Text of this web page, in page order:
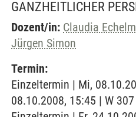
GANZHEITLICHER
Dozent/in: Claudia
Jürgen Simon
Termin:
Einzeltermin | Mi,
08.10.2008, 15:45 | W